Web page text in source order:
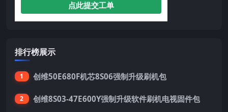
点此提交工单
排行榜展示
1 创维50E680F机芯8S06强制升级刷机包
2 创维8S03-47E600Y强制升级软件刷机电视固件包